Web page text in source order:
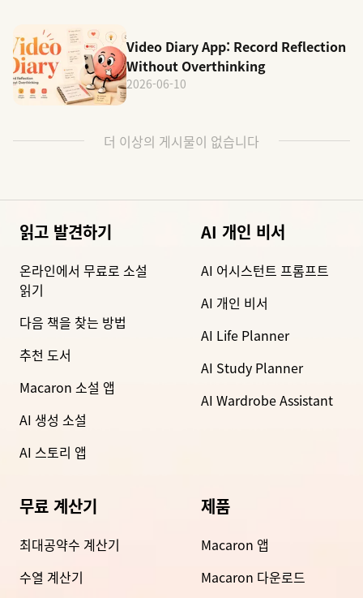
Video Diary App: Record Reflection
Without Overthinking
2026-06-10
더 이상의 게시물이 없습니다
읽고 발견하기
온라인에서 무료로 소설
읽기
다음 책을 찾는 방법
추천 도서
Macaron 소설 앱
AI 생성 소설
AI 스토리 앱
AI 개인 비서
AI 어시스턴트 프롬프트
AI 개인 비서
AI Life Planner
AI Study Planner
AI Wardrobe Assistant
무료 계산기
최대공약수 계산기
수열 계산기
제품
Macaron 앱
Macaron 다운로드